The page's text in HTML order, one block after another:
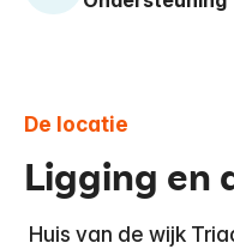
De locatie
Ligging en
Huis van de wijk